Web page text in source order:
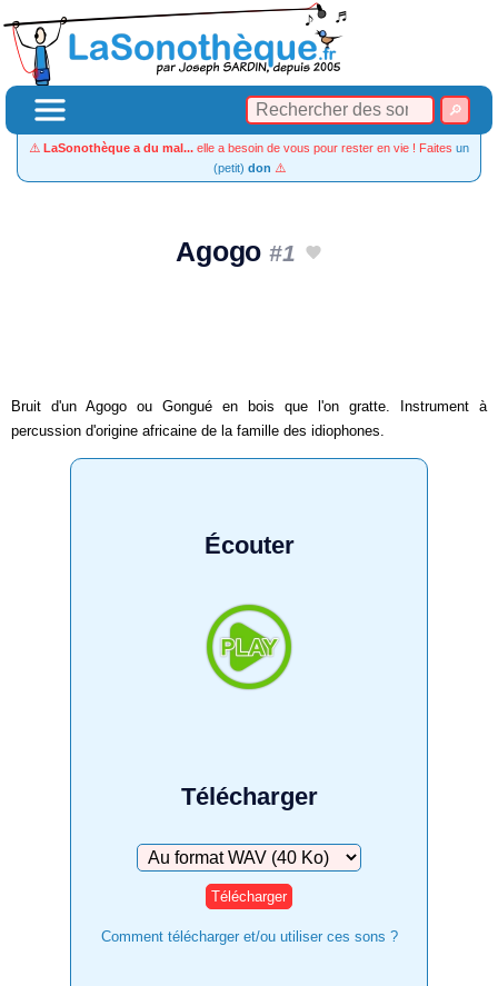
⚠️ LaSonothèque a du mal... elle a besoin de vous pour rester en vie ! Faites un
(petit) don ⚠️
Agogo #1
Bruit d'un Agogo ou Gongué en bois que l'on gratte. Instrument à
percussion d'origine africaine de la famille des idiophones.
Écouter
Télécharger
Télécharger
Comment télécharger et/ou utiliser ces sons ?